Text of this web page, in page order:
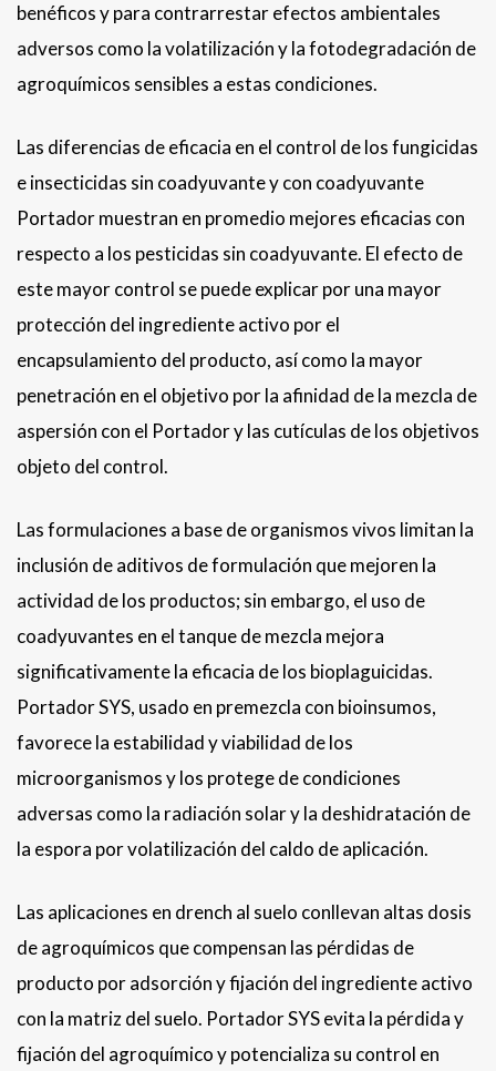
benéficos y para contrarrestar efectos ambientales
adversos como la volatilización y la fotodegradación de
agroquímicos sensibles a estas condiciones.
Las diferencias de eficacia en el control de los fungicidas
e insecticidas sin coadyuvante y con coadyuvante
Portador muestran en promedio mejores eficacias con
respecto a los pesticidas sin coadyuvante. El efecto de
este mayor control se puede explicar por una mayor
protección del ingrediente activo por el
encapsulamiento del producto, así como la mayor
penetración en el objetivo por la afinidad de la mezcla de
aspersión con el Portador y las cutículas de los objetivos
objeto del control.
Las formulaciones a base de organismos vivos limitan la
inclusión de aditivos de formulación que mejoren la
actividad de los productos; sin embargo, el uso de
coadyuvantes en el tanque de mezcla mejora
significativamente la eficacia de los bioplaguicidas.
Portador SYS, usado en premezcla con bioinsumos,
favorece la estabilidad y viabilidad de los
microorganismos y los protege de condiciones
adversas como la radiación solar y la deshidratación de
la espora por volatilización del caldo de aplicación.
Las aplicaciones en drench al suelo conllevan altas dosis
de agroquímicos que compensan las pérdidas de
producto por adsorción y fijación del ingrediente activo
con la matriz del suelo. Portador SYS evita la pérdida y
fijación del agroquímico y potencializa su control en